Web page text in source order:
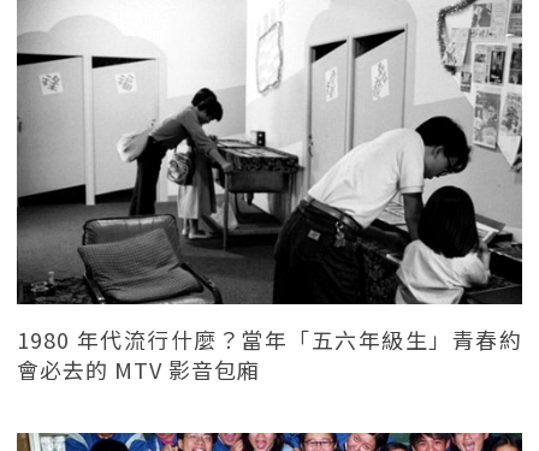
1980 年代流行什麼？當年「五六年級生」青春約
會必去的 MTV 影音包廂